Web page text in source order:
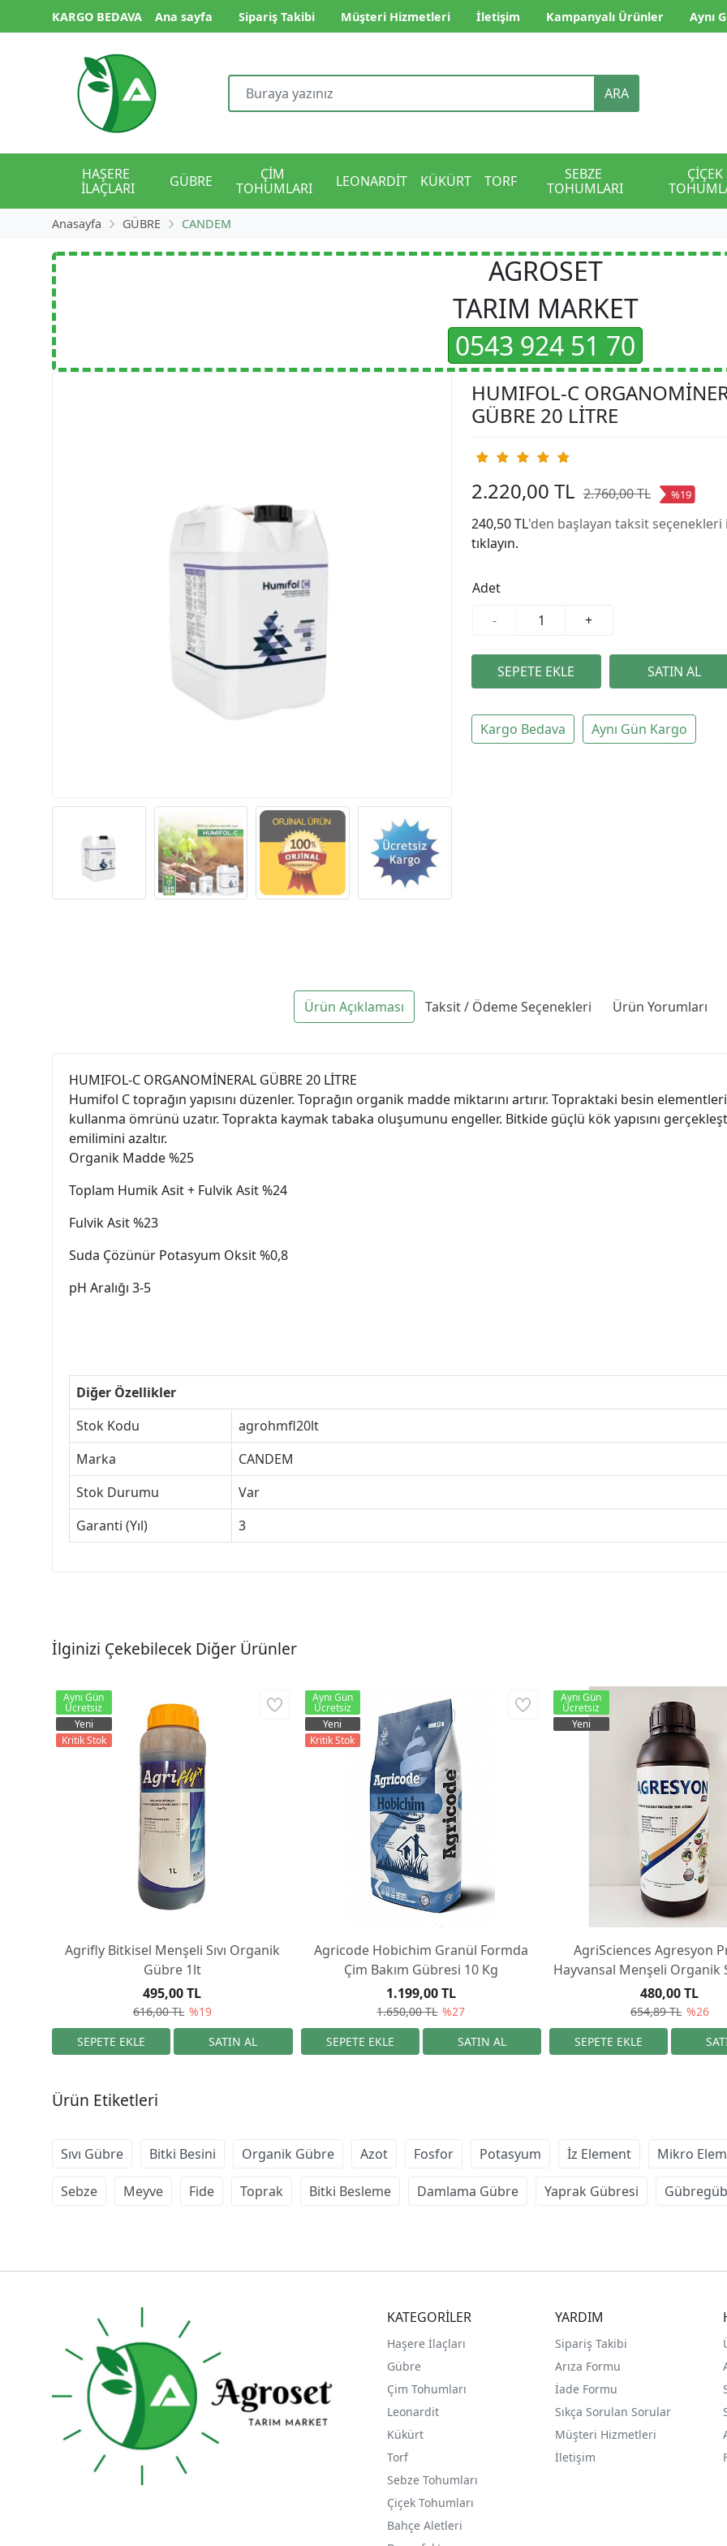
KARGO BEDAVA Ana sayfa Sipariş Takibi Müşteri Hizmetleri İletişim Kampanyalı Ürünler Aynı
ARA
HAŞERE
İLAÇLARI
GÜBRE
ÇİM
TOHUMLARI
LEONARDİT KÜKÜRT TORF
SEBZE
TOHUMLARI
ÇİÇEK
Anasayfa GÜBRE CANDEM
AGROSET
TARIM MARKET
0543 924 51 70
HUMIFOL-C
GÜBRE 20 LİTRE
2.220,00 TL 2.760,00 TL %19
240,50 TL'den başlayan taksit seçenekleri
tıklayın.
Adet
-
+
Kargo Bedava Aynı Gün Kargo
Ürün Açıklaması Taksit / Ödeme Seçenekleri Ürün Yorumları
HUMIFOL-C ORGANOMİNERAL GÜBRE 20 LİTRE
Humifol C toprağın yapısını düzenler. Toprağın organik madde miktarını artırır. Topraktaki besin elementleri
kullanma ömrünü uzatır. Toprakta kaymak tabaka oluşumunu engeller. Bitkide güçlü kök yapısını
emilimini azaltır.
Organik Madde %25
Toplam Humik Asit + Fulvik Asit %24
Fulvik Asit %23
Suda Çözünür Potasyum Oksit %0,8
pH Aralığı 3-5
Diğer Özellikler
Stok Kodu
agrohmfl20lt
Marka
CANDEM
Stok Durumu
Var
Garanti (Yıl)
3
İlginizi Çekebilecek Diğer Ürünler
Agrifly Bitkisel Menşeli Sıvı Organik
Gübre 1lt
616,00 TL %19
495,00 TL
Aynı Gün
Ücretsiz
Yeni
Kritik Stok
Agricode Hobichim Granül Formda
Çim Bakım Gübresi 10 Kg
1.650,00 TL %27
1.199,00 TL
Aynı Gün
Ücretsiz
Yeni
Kritik Stok
AgriSciences Agresyon
Hayvansal Menşeli Organik
654,89 TL %26
480,00 TL
Aynı Gün
Ücretsiz
Yeni
Ürün Etiketleri
Sıvı Gübre Bitki Besini Organik Gübre Azot Fosfor Potasyum İz Element Mikro
Sebze Meyve Fide Toprak Bitki Besleme Damlama Gübre Yaprak Gübresi
KATEGORİLER
Haşere İlaçları
Gübre
Çim Tohumları
Leonardit
Kükürt
Torf
Sebze Tohumları
Çiçek Tohumları
Bahçe Aletleri
YARDIM
Sipariş Takibi
Arıza Formu
İade Formu
Sıkça Sorulan Sorular
Müşteri Hizmetleri
İletişim